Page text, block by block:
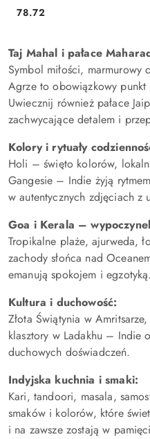
Cena:
78.72
Taj Mahal i pałace
Symbol miłości,
Agrze to obowiązkowy
Uwiecznij również pałace
zachwycające detalem i
Kolory i rytuały
Holi – święto kolorów,
Gangesie – Indie żyją
w autentycznych zdjęciach z
Goa i Kerala –
Tropikalne plaże, ajurweda,
zachody słońca nad
emanują spokojem i egzotyką.
Kultura i duchowość:
Złota Świątynia w
klasztory w Ladakhu – Indie
duchowych doświadczeń.
Indyjska kuchnia i smaki:
Kari, tandoori, masala,
smaków i kolorów, które
i na zawsze zostają w